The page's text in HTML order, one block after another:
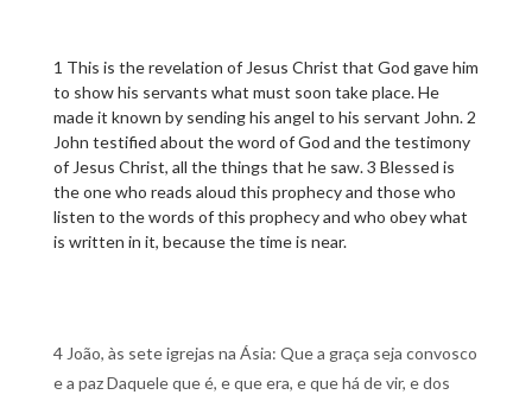
1 This is the revelation of Jesus Christ that God gave him
to show his servants what must soon take place. He
made it known by sending his angel to his servant John. 2
John testified about the word of God and the testimony
of Jesus Christ, all the things that he saw. 3 Blessed is
the one who reads aloud this prophecy and those who
listen to the words of this prophecy and who obey what
is written in it, because the time is near.
4 João, às sete igrejas na Ásia: Que a graça seja convosco
e a paz Daquele que é, e que era, e que há de vir, e dos